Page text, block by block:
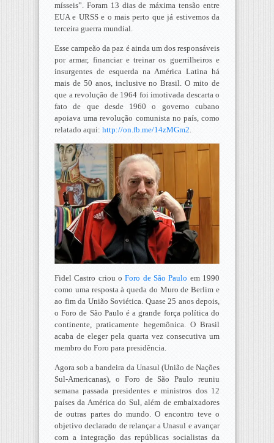
mísseis”. Foram 13 dias de máxima tensão entre
EUA e URSS e o mais perto que já estivemos da
terceira guerra mundial.
Esse campeão da paz é ainda um dos responsáveis
por armar, financiar e treinar os guerrilheiros e
insurgentes de esquerda na América Latina há
mais de 50 anos, inclusive no Brasil. O mito de
que a revolução de 1964 foi imotivada descarta o
fato de que desde 1960 o governo cubano
apoiava uma revolução comunista no país, como
relatado aqui: http://on.fb.me/14zMGm2.
Fidel Castro criou oForo de São Paulo em 1990
como uma resposta à queda do Muro de Berlim e
ao fim da União Soviética. Quase 25 anos depois,
o Foro de São Paulo é a grande força política do
continente, praticamente hegemônica. O Brasil
acaba de eleger pela quarta vez consecutiva um
membro do Foro para presidência.
Agora sob a bandeira da Unasul (União de Nações
Sul-Americanas), o Foro de São Paulo reuniu
semana passada presidentes e ministros dos 12
países da América do Sul, além de embaixadores
de outras partes do mundo. O encontro teve o
objetivo declarado de relançar a Unasul e avançar
com a integração das repúblicas socialistas da